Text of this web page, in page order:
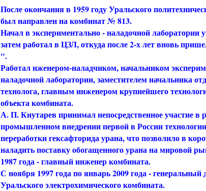
После окончания в 1959 году Уральского
был направлен на комбинат № 813.
Начал в экспериментально - наладочной лаборатории
затем работал в ЦЗЛ, откуда после 2-х лет вновь
".
Работал нженером-наладчиком, начальником
наладочной лаборатории, заместителем начальника
технолога, главным инженером крупнейшего
объекта комбината.
А. П. Кнутарев принимал непосредственное участие в
промышленном внедрении первой в России
переработки гексафторида урана, что позволило в
наладить поставку обогащенного урана на мировой
1987 года - главный инженер комбината.
С ноября 1997 года по январь 2009 года - генеральный
Уральского электрохимического комбината.